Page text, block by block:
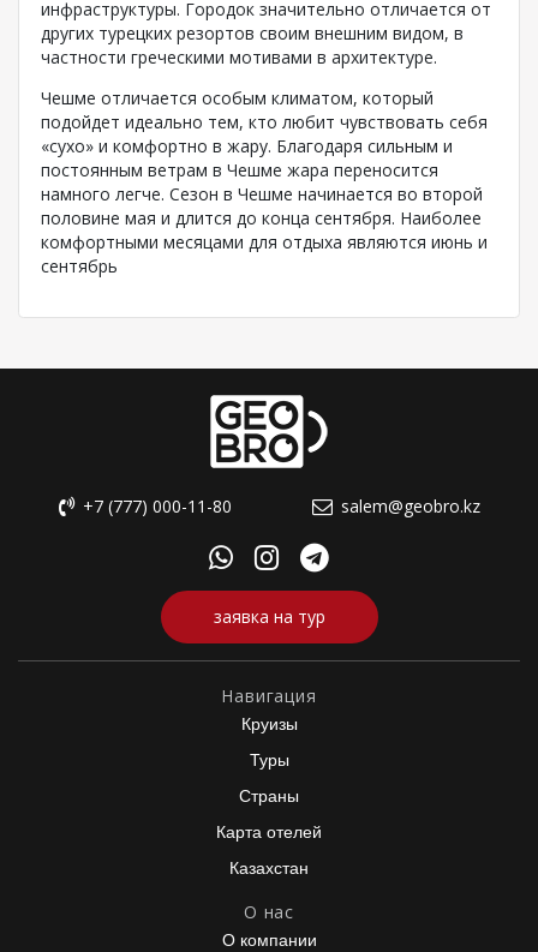
инфраструктуры. Городок значительно отличается от
других турецких резортов своим внешним видом, в
частности греческими мотивами в архитектуре.
Чешме отличается особым климатом, который
подойдет идеально тем, кто любит чувствовать себя
«сухо» и комфортно в жару. Благодаря сильным и
постоянным ветрам в Чешме жара переносится
намного легче. Сезон в Чешме начинается во второй
половине мая и длится до конца сентября. Наиболее
комфортными месяцами для отдыха являются июнь и
сентябрь
+7 (777) 000-11-80 salem@geobro.kz
заявка на тур
Навигация
Круизы
Туры
Страны
Карта отелей
Казахстан
О нас
О компании